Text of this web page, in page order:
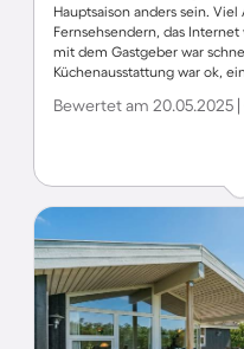
Hauptsaison anders sein.
Fernsehsendern, das
mit dem Gastgeber war
Küchenausstattung war ok,
Strand. Vejlby Fed ist ein
Bewertet am 20.05.2025